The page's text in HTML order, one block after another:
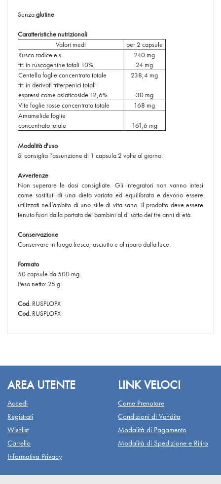
Senzaglutine.
Caratteristiche nutrizionali
Valori medi
per 2 capsule
Rusco radice e.s.
tit. in ruscogenine totali 10%
240 mg
24 mg
Centella foglie concentrato totale
tit. in derivati triterpenici totali
espressi come asiaticoside 12,6%
238,4 mg
30 mg
Vite foglie rosse concentrato totale
168 mg
Amamelide foglie
concentrato totale
161,6 mg
Modalità d'uso
Si consiglia l’assunzione di 1 capsula 2 volte al giorno.
Avvertenze
Non superare le dosi consigliate. Gli integratori non vanno intesi
come sostituti di una dieta variata ed equilibrata e devono essere
utilizzati nell’ambito di uno stile di vita sano. Il prodotto deve essere
tenuto fuori dalla portata dei bambini al di sotto dei tre anni di età.
Conservazione
Conservare in luogo fresco, asciutto e al riparo dalla luce.
Formato
50 capsule da 500 mg.
Peso netto: 25 g.
Cod. RUSPLOPX
Cod. RUSPLOPX
AREA UTENTE
Accedi
Registrati
Wishlist
Carrello
Informativa Privacy
LINK VELOCI
Come Prenotare
Condizioni di Vendita
Modalità di Pagamento
Modalità di Spedizione e Ritiro